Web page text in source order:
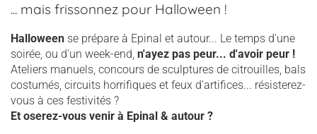
... mais frissonnez pour Halloween !
Halloween se prépare à Epinal et autour... Le temps d'une
soirée, ou d'un week-end, n'ayez pas peur... d'avoir peur !
Ateliers manuels, concours de sculptures de citrouilles, bals
costumés, circuits horrifiques et feux d'artifices... résisterez-
vous à ces festivités ?
Et oserez-vous venir à Epinal & autour ?